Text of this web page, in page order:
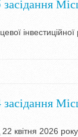
квітня 2026 року